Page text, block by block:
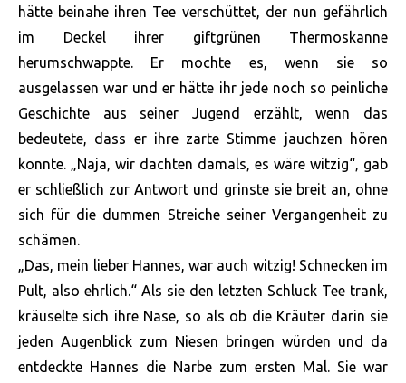
hätte beinahe ihren Tee verschüttet, der nun gefährlich
im Deckel ihrer giftgrünen Thermoskanne
herumschwappte. Er mochte es, wenn sie so
ausgelassen war und er hätte ihr jede noch so peinliche
Geschichte aus seiner Jugend erzählt, wenn das
bedeutete, dass er ihre zarte Stimme jauchzen hören
konnte. „Naja, wir dachten damals, es wäre witzig“, gab
er schließlich zur Antwort und grinste sie breit an, ohne
sich für die dummen Streiche seiner Vergangenheit zu
schämen.
„Das, mein lieber Hannes, war auch witzig! Schnecken im
Pult, also ehrlich.“ Als sie den letzten Schluck Tee trank,
kräuselte sich ihre Nase, so als ob die Kräuter darin sie
jeden Augenblick zum Niesen bringen würden und da
entdeckte Hannes die Narbe zum ersten Mal. Sie war